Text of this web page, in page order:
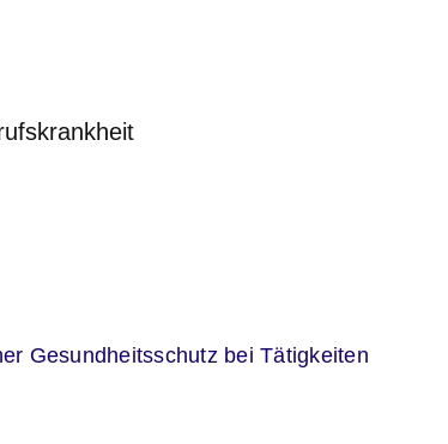
Gesundheitsschutz bei Tätigkeiten